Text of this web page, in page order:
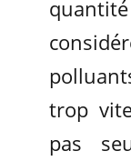
trop
pas